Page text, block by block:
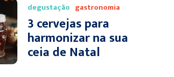
degustação gastronomia
3 cervejas para
harmonizar na sua
ceia de Natal